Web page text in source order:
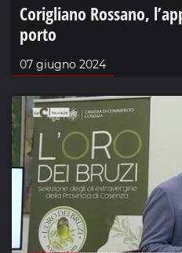
Corigliano Rossano,
porto
07 giugno 2024